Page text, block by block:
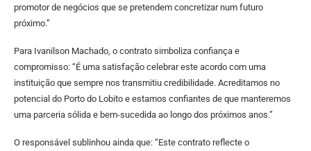
promotor de negócios que se pretendem concretizar num futuro
próximo.”
Para Ivanilson Machado, o contrato simboliza confiança e
compromisso: “É uma satisfação celebrar este acordo com uma
instituição que sempre nos transmitiu credibilidade. Acreditamos no
potencial do Porto do Lobito e estamos confiantes de que manteremos
uma parceria sólida e bem-sucedida ao longo dos próximos anos.”
O responsável sublinhou ainda que: “Este contrato reflecte o